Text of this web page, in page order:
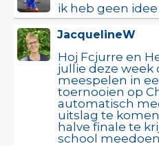
ik heb geen idee
JacquelineW
Hoj Fcjurre en
jullie deze week
meespelen in
toernooien op
automatisch
uitslag te
halve finale te
school